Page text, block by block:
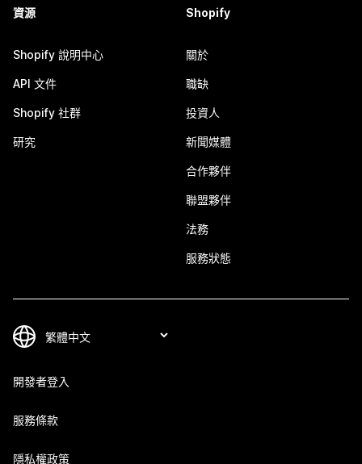
資源
Shopify 說明中心
API 文件
Shopify 社群
研究
Shopify
關於
職缺
投資人
新聞媒體
合作夥伴
聯盟夥伴
法務
服務狀態
開發者登入
服務條款
隱私權政策